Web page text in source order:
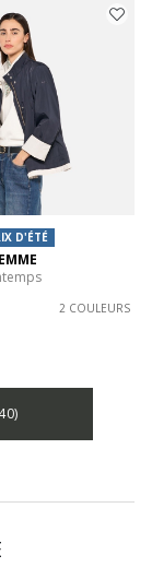
D'ÉTÉ
2 COULEURS